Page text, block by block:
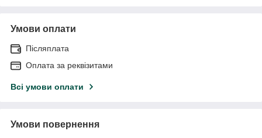
Умови оплати
Післяплата
Оплата за реквізитами
Всі умови оплати
Умови повернення